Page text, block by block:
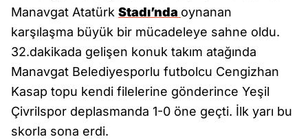
Manavgat Atatürk Stadı’nda oynanan
karşılaşma büyük bir mücadeleye sahne oldu.
32.dakikada gelişen konuk takım atağında
Manavgat Belediyesporlu futbolcu Cengizhan
Kasap topu kendi filelerine gönderince Yeşil
Çivrilspor deplasmanda 1-0 öne geçti. İlk yarı bu
skorla sona erdi.